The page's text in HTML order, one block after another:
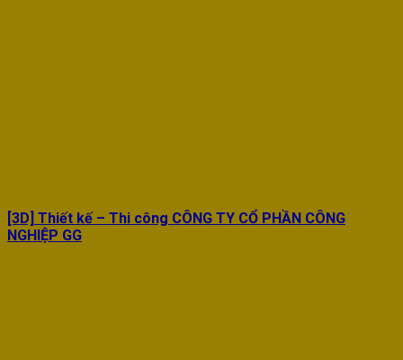
[3D] Thiết kế – Thi công CÔNG TY CỔ PHẦN CÔNG
NGHIỆP GG